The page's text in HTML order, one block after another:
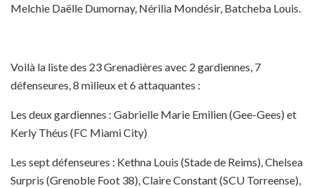
Melchie Daëlle Dumornay, Nérilia Mondésir, Batcheba Louis.
Voilà la liste des 23 Grenadières avec 2 gardiennes, 7
défenseures, 8 milieux et 6 attaquantes :
Les deux gardiennes : Gabrielle Marie Emilien (Gee-Gees) et
Kerly Théus (FC Miami City)
Les sept défenseures : Kethna Louis (Stade de Reims), Chelsea
Surpris (Grenoble Foot 38), Claire Constant (SCU Torreense),